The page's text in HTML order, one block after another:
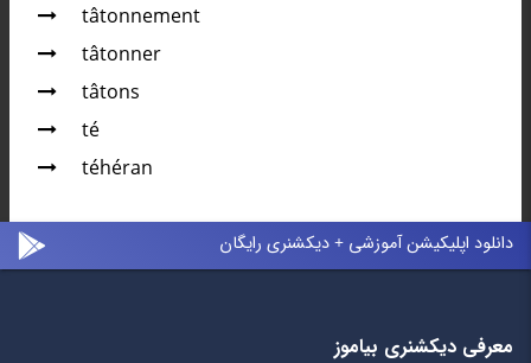
tâtonnement
tâtonner
tâtons
té
téhéran
دانلود اپلیکیشن آموزشی + دیکشنری رایگان
معرفی دیکشنری بیاموز